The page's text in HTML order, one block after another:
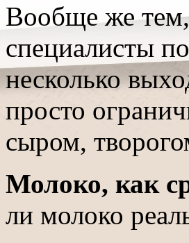
Вообще же
специалисты
несколько
просто
сыром,
Молоко, как
ли молоко